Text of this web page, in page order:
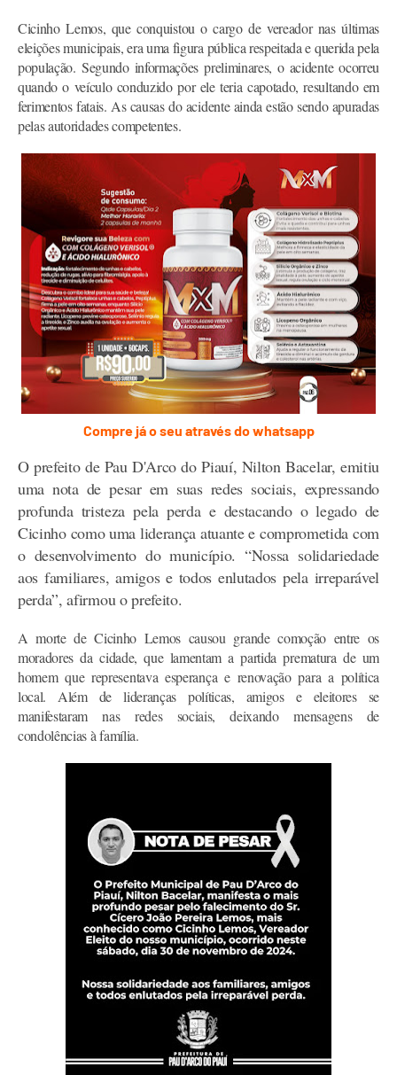
Cicinho Lemos, que conquistou o cargo de vereador nas últimas
eleições municipais, era uma figura pública respeitada e querida pela
população. Segundo informações preliminares, o acidente ocorreu
quando o veículo conduzido por ele teria capotado, resultando em
ferimentos fatais. As causas do acidente ainda estão sendo apuradas
pelas autoridades competentes.
Compre já o seu através do whatsapp
O prefeito de Pau D'Arco do Piauí, Nilton Bacelar, emitiu
uma nota de pesar em suas redes sociais, expressando
profunda tristeza pela perda e destacando o legado de
Cicinho como uma liderança atuante e comprometida com
o desenvolvimento do município. “Nossa solidariedade
aos familiares, amigos e todos enlutados pela irreparável
perda”, afirmou o prefeito.
A morte de Cicinho Lemos causou grande comoção entre os
moradores da cidade, que lamentam a partida prematura de um
homem que representava esperança e renovação para a política
local. Além de lideranças políticas, amigos e eleitores se
manifestaram nas redes sociais, deixando mensagens de
condolências à família.